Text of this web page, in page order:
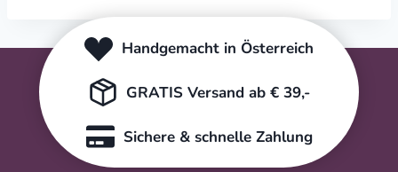
Handgemacht in Österreich
GRATIS Versand ab € 39,-
Sichere & schnelle Zahlung